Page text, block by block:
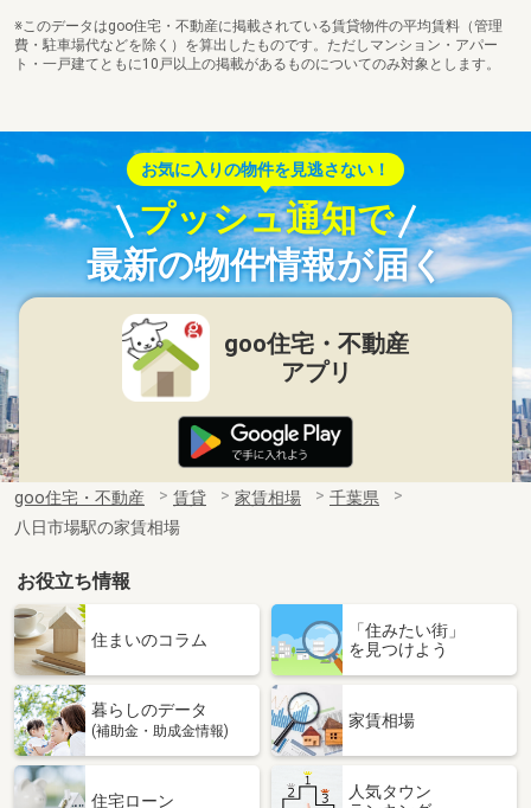
※このデータはgoo住宅・不動産に掲載されている賃貸物件の平均賃料（管理
費・駐車場代などを除く）を算出したものです。ただしマンション・アパー
ト・一戸建てともに10戸以上の掲載があるものについてのみ対象とします。
お気に入りの物件を見逃さない！
プッシュ通知で
最新の物件情報が届く
goo住宅・不動産
アプリ
goo住宅・不動産 賃貸 家賃相場
千葉県
八日市場駅の家賃相場
お役立ち情報
住まいのコラム
「住みたい街」
を見つけよう
暮らしのデータ
(補助金・助成金情報)
家賃相場
住宅ローン
人気タウン